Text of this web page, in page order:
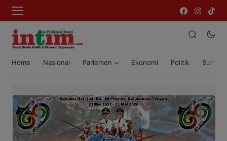
Home Nasional Parlemen Ekonomi Politik Bumi